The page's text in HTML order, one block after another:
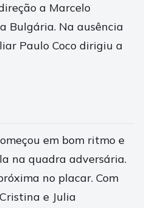
a Marcelo
Bulgária. Na ausência
Paulo Coco dirigiu a
em bom ritmo e
na quadra adversária.
no placar. Com
e Julia